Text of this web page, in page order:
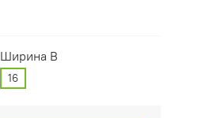
Ширина В
16